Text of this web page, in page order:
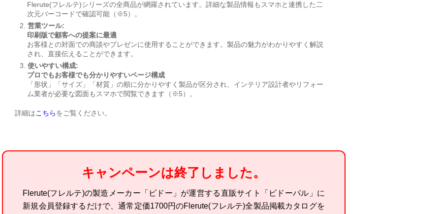
Flerute(フレルテ)シリーズの全商品が網羅されています。詳細な製品情報もスマホと連携した二
次元バーコードで確認可能（※5）。
2.営業ツール:
印刷版で顧客への提案に最適
お客様との対面での商談やプレゼンに使用することができます。製品の魅力がわかりやすく解説
され、直接伝えることができます。
3.使いやすい構成:
プロでもお客様でも分かりやすいページ構成
「形状」「サイズ」「材質」の順に分かりやすく製品が区分され、インテリア設計者やリフォー
ム業者が必要な図面もスマホで閲覧できます（※5）。
詳細はこちらをご覧ください。
キャンペーンは終了しました。
Flerute(フレルテ)の製造メーカー「ビドー」が運営する直販サイト「ビドーパル」に
新規会員登録するだけで、通常定価1700円のFlerute(フレルテ)全製品掲載カタログを